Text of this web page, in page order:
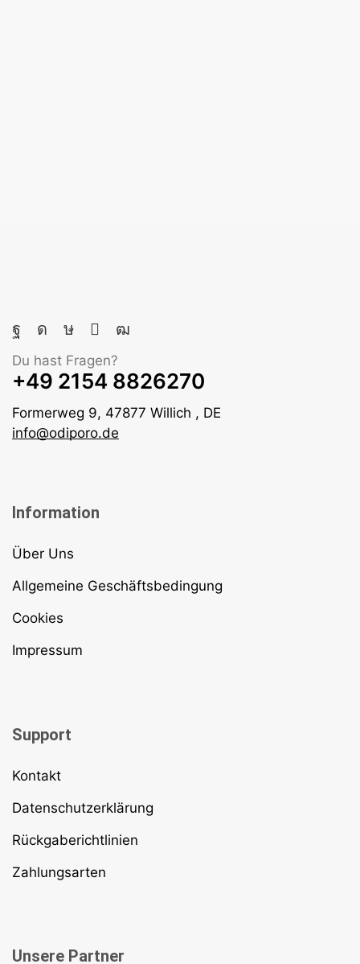
Du hast Fragen?
+49 2154 8826270
Formerweg 9, 47877 Willich , DE
info@odiporo.de
Information
Über Uns
Allgemeine Geschäftsbedingung
Cookies
Impressum
Support
Kontakt
Datenschutzerklärung
Rückgaberichtlinien
Zahlungsarten
Unsere Partner